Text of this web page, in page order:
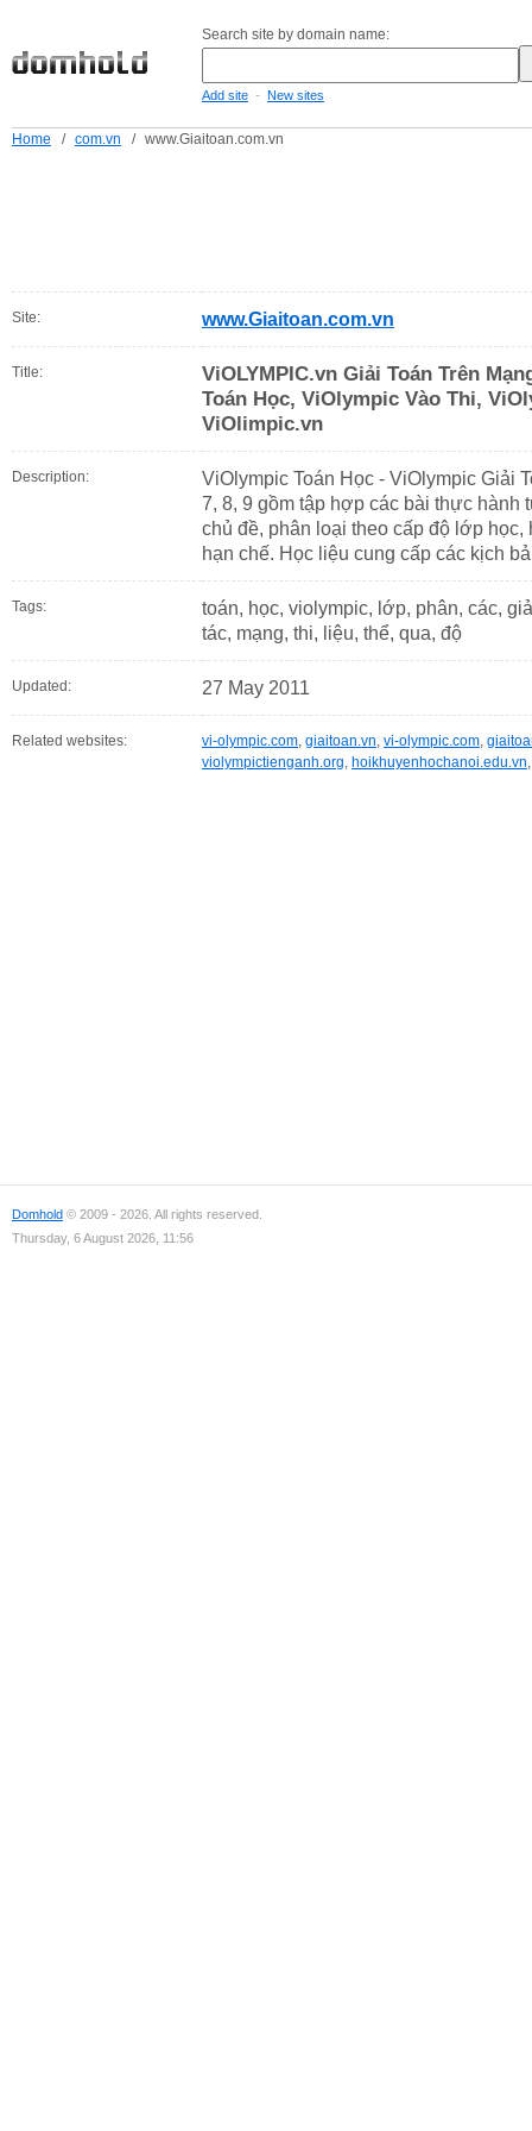
Search site by domain name:
Add site - New sites
Home / com.vn / www.Giaitoan.com.vn
Site: www.Giaitoan.com.vn
Title:
ViOLYMPIC.vn Giải Toán Trên
Toán Học, ViOlympic Vào Thi,
ViOlimpic.vn
Description:
ViOlympic Toán Học - ViOlympic Giải
7, 8, 9 gồm tập hợp các bài thực hành
chủ đề, phân loại theo cấp độ lớp
hạn chế. Học liệu cung cấp các kịch
Tags:
toán, học, violympic, lớp, phân, các,
tác, mạng, thi, liệu, thể, qua, độ
Updated: 27 May 2011
Related websites: vi-olympic.com, giaitoan.vn, vi-olympic.com,
violympictienganh.org, hoikhuyenhochanoi.edu.vn
Domhold © 2009 - 2026. All rights reserved.
Thursday, 6 August 2026, 11:56